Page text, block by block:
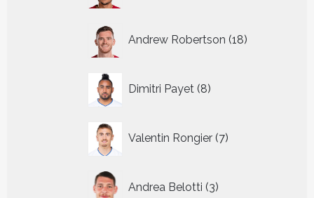
Andrew Robertson 18
producten
Dimitri Payet 8
producten
Valentin Rongier 7
producten
Andrea Belotti 3
producten